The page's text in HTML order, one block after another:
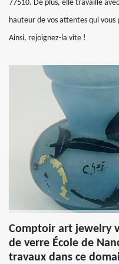
77510. De plus, elle travaille
hauteur de vos attentes qui vous
Ainsi, rejoignez-la vite !
Comptoir art jewelry
de verre École de
travaux dans ce